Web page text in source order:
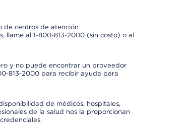
de centros de atención
llame al 1-800-813-2000 (sin costo) o al
y no puede encontrar un proveedor
813-2000 para recibir ayuda para
de médicos, hospitales,
de la salud nos la proporcionan